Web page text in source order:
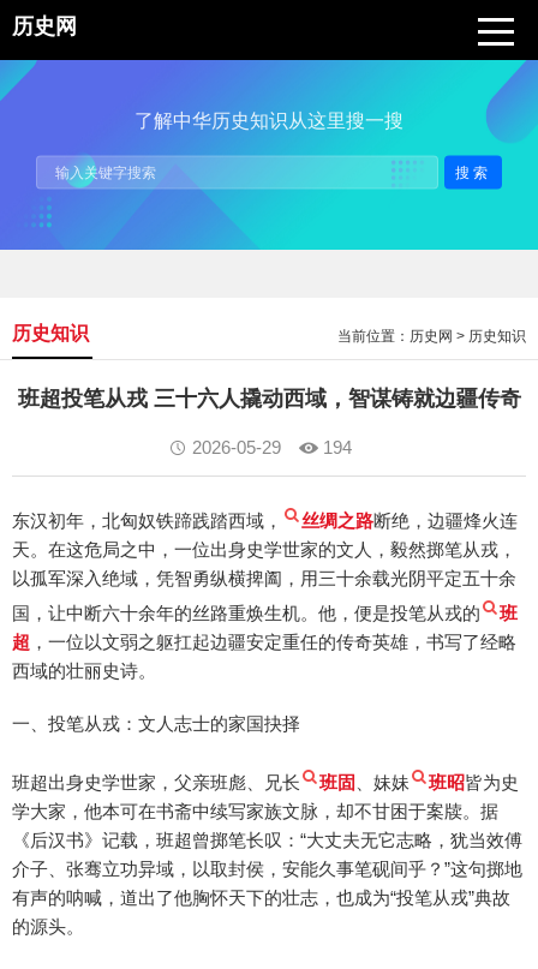
历史网
了解中华历史知识从这里搜一搜
搜索
当前位置： 历史网 > 历史知识
历史知识
班超投笔从戎 三十六人撬动西域，智谋铸就边疆传奇
2026-05-29 194
东汉初年，北匈奴铁蹄践踏西域， 丝绸之路断绝，边疆烽火连
天。在这危局之中，一位出身史学世家的文人，毅然掷笔从戎，
以孤军深入绝域，凭智勇纵横捭阖，用三十余载光阴平定五十余
国，让中断六十余年的丝路重焕生机。他，便是投笔从戎的
班
超 ，一位以文弱之躯扛起边疆安定重任的传奇英雄，书写了经略
西域的壮丽史诗。
一、投笔从戎：文人志士的家国抉择
班超出身史学世家，父亲班彪、兄长 班固 、妹妹 班昭皆为史
学大家，他本可在书斋中续写家族文脉，却不甘困于案牍。据
《后汉书》记载，班超曾掷笔长叹：“大丈夫无它志略，犹当效傅
介子、张骞立功异域，以取封侯，安能久事笔砚间乎？”这句掷地
有声的呐喊，道出了他胸怀天下的壮志，也成为“投笔从戎”典故
的源头。